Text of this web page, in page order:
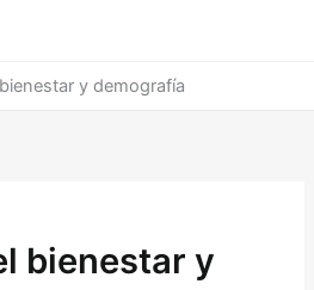
y demografía
bienestar y